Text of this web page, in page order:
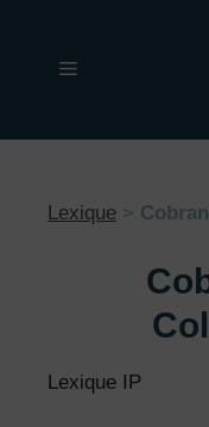
contenu Menu
Lexique >
Lexique IP